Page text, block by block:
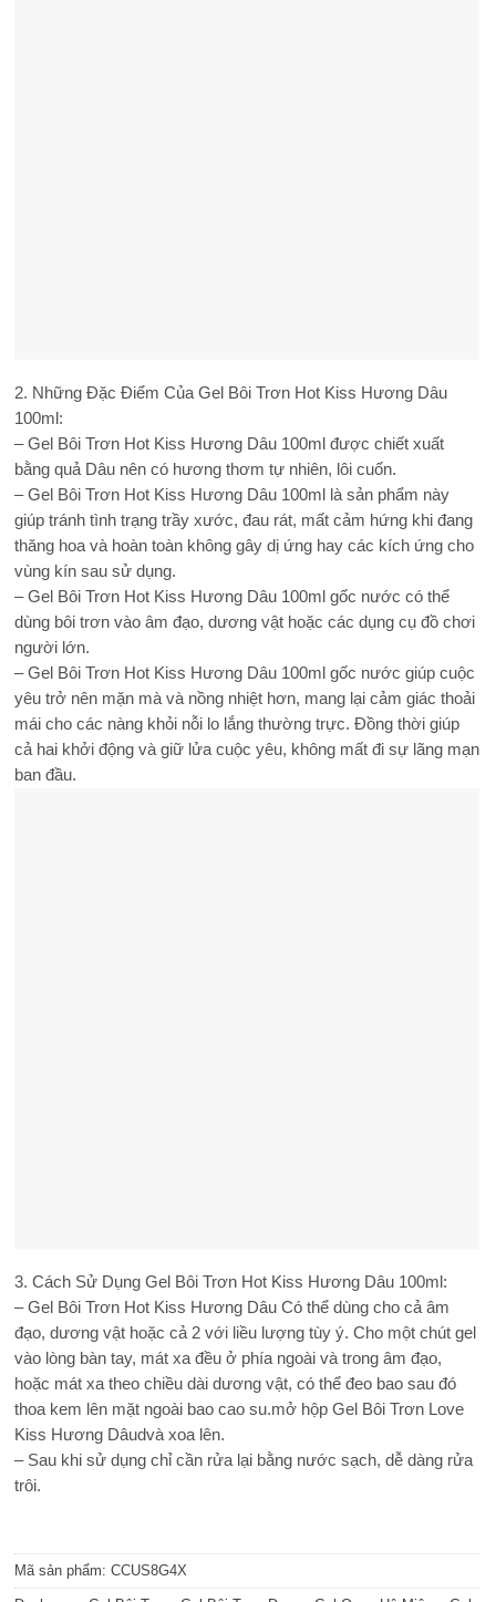
2. Những Đặc Điểm Của Gel Bôi Trơn Hot Kiss Hương Dâu
100ml:
– Gel Bôi Trơn Hot Kiss Hương Dâu 100ml được chiết xuất
bằng quả Dâu nên có hương thơm tự nhiên, lôi cuốn.
– Gel Bôi Trơn Hot Kiss Hương Dâu 100ml là sản phẩm này
giúp tránh tình trạng trầy xước, đau rát, mất cảm hứng khi đang
thăng hoa và hoàn toàn không gây dị ứng hay các kích ứng cho
vùng kín sau sử dụng.
– Gel Bôi Trơn Hot Kiss Hương Dâu 100ml gốc nước có thể
dùng bôi trơn vào âm đạo, dương vật hoặc các dụng cụ đồ chơi
người lớn.
– Gel Bôi Trơn Hot Kiss Hương Dâu 100ml gốc nước giúp cuộc
yêu trở nên mặn mà và nồng nhiệt hơn, mang lại cảm giác thoải
mái cho các nàng khỏi nỗi lo lắng thường trực. Đồng thời giúp
cả hai khởi động và giữ lửa cuộc yêu, không mất đi sự lãng mạn
ban đầu.
3. Cách Sử Dụng Gel Bôi Trơn Hot Kiss Hương Dâu 100ml:
– Gel Bôi Trơn Hot Kiss Hương Dâu Có thể dùng cho cả âm
đạo, dương vật hoặc cả 2 với liều lượng tùy ý. Cho một chút gel
vào lòng bàn tay, mát xa đều ở phía ngoài và trong âm đạo,
hoặc mát xa theo chiều dài dương vật, có thể đeo bao sau đó
thoa kem lên mặt ngoài bao cao su.mở hộp Gel Bôi Trơn Love
Kiss Hương Dâudvà xoa lên.
– Sau khi sử dụng chỉ cần rửa lại bằng nước sạch, dễ dàng rửa
trôi.
Mã sản phẩm: CCUS8G4X